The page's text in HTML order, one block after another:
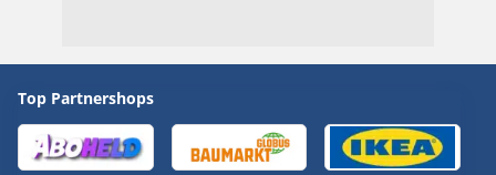
Top Partnershops